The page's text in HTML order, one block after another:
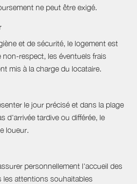
ne peut être exigé.
et de sécurité, le logement est
non-respect, les éventuels frais
mis à la charge du locataire.
le jour précisé et dans la plage
d'arrivée tardive ou différée, le
loueur.
personnellement l'accueil des
les attentions souhaitables